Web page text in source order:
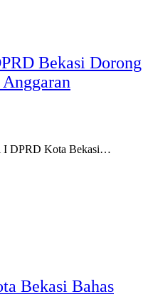
Bekasi Dorong
I DPRD Kota Bekasi…
Bekasi Bahas